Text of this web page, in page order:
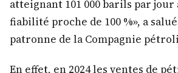
atteignant 101 000 barils par jour
fiabilité proche de 100 %», a
patronne de la Compagnie
En effet, en 2024 les ventes de